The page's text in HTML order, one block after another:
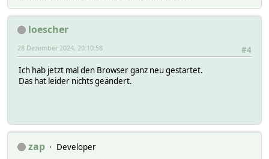
loescher
#4
28 Dezember 2024, 20:10:58
Ich hab jetzt mal den Browser ganz neu gestartet.
Das hat leider nichts geändert.
zap
Developer